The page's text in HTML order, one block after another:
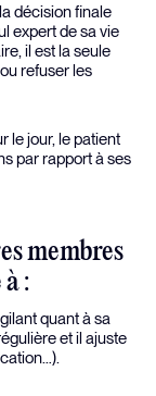
décision finale
expert de sa vie
il est la seule
refuser les
le jour, le patient
par rapport à ses
membres
:
quant à sa
et il ajuste